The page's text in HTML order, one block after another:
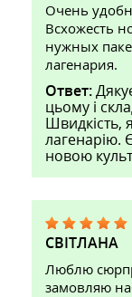
Очень
Всхожесть
нужных
лагенария.
Ответ:
цьому і
Швидкість,
лагенарію.
новою
СВІТЛАНА
Люблю
замовляю